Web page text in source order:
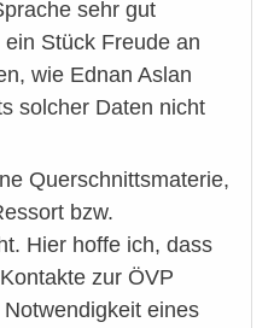
sehr gut
Stück Freude an
wie Ednan Aslan
solcher Daten nicht
Querschnittsmaterie,
bzw.
Hier hoffe ich, dass
zur ÖVP
eines